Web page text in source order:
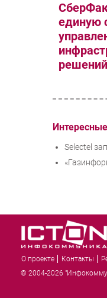
единую
Selectel
О проекте Контакты
© 2004-2026